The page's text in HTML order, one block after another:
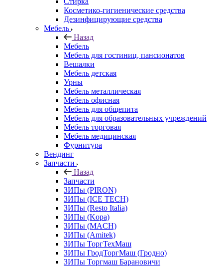
Косметико-гигиенические средства
Дезинфицирующие средства
Мебель
Назад
Мебель
Мебель для гостиниц, пансионатов
Вешалки
Мебель детская
Урны
Мебель металлическая
Мебель офисная
Мебель для общепита
Мебель для образовательных учреждений
Мебель торговая
Мебель медицинская
Фурнитура
Вендинг
Запчасти
Назад
Запчасти
ЗИПы (PIRON)
ЗИПы (ICE TECH)
ЗИПы (Resto Italia)
ЗИПы (Kopa)
ЗИПы (MACH)
ЗИПы (Amitek)
ЗИПы ТоргТехМаш
ЗИПы ГродТоргМаш (Гродно)
ЗИПы Торгмаш Барановичи